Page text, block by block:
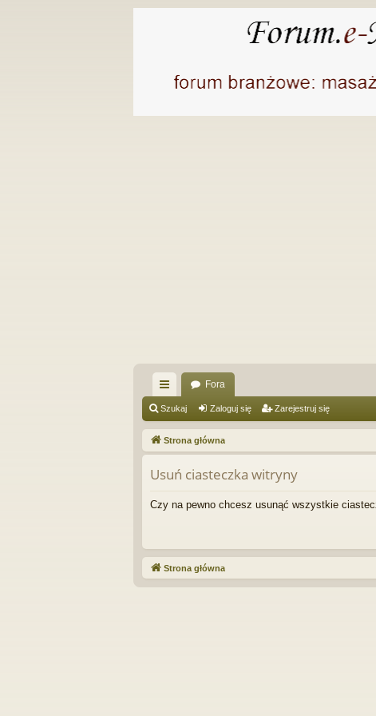
ię
ce
j
…
Fora
Szukaj Zaloguj się Zarejestruj się
Strona główna
Usuń ciasteczka witryny
Czy na pewno chcesz usunąć wszystkie
Strona główna